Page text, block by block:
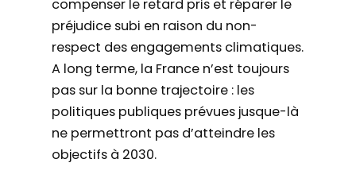
compenser le retard pris et réparer le
préjudice subi en raison du non-
respect des engagements climatiques.
A long terme, la France n’est toujours
pas sur la bonne trajectoire : les
politiques publiques prévues jusque-là
ne permettront pas d’atteindre les
objectifs à 2030.